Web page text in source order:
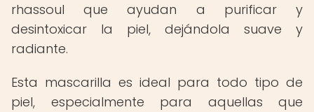
rhassoul que ayudan a purificar y
desintoxicar la piel, dejándola suave y
radiante.
Esta mascarilla es ideal para todo tipo de
piel, especialmente para aquellas que